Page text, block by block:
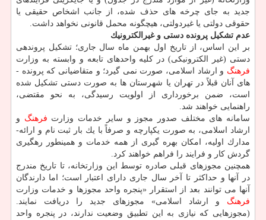
جدید به­ جای چرخه ­های حذف­ شده، از جانب اشخاص حقیقی یا
حقوقی دولتی یا غیردولتی، هیچگونه محمل قانونی نخواهد داشت.
عدم تشكیل پرونده دستی و غیرالكترونیك
بر این اساس، از تاریخ اول بهمن­ ماه سال جاری؛ تشكیل پرونده­ی
دستی (غیر الكترونیكی) در كلیه­ واحدهای تابعه و وابسته به وزارت
فرهنگو ارشاد اسلامی، صورت نمی­ گیرد؛ و متقاضیانی كه پرونده ­
های آنان قبلاً در تهران یا شهرستان­ ها به­ صورت دستی تشكیل شده
است، ضمن برخورداری از اولویت رسیدگی، به نحو مقتضی،
راهنمایی خواهند شد.
سامانه ­های مختلف صدور مجوز و سایر خدمات وزارت فرهنگ و
ارشاد اسلامی، به­ صورت یكپارچه و صرفاً با یك بار ثبت نام و ارائه­
مدارك اولیه، امكان بهره گیری از همه­ خدمات و همینطور رهگیری
گردش كار و فرایند را فراهم خواهند كرد.
همچنین مجوزهای قبلی صادره توسط این وزارتخانه، تا تاریخ مندرج
در آنها و حداكثر تا آخر سال جاری دارای اعتبار است؛ اما دارندگان
آنها می­ توانند بعد از استقرار «پنجره­ واحد مجوزها و خدمات وزارت
فرهنگ و ارشاد اسلامی» مجوزهای جدید را دریافت نمایند.
(مجوزهایی كه نیازی به این تطبیق وضعیت ندارند، در پنجره ­واحد